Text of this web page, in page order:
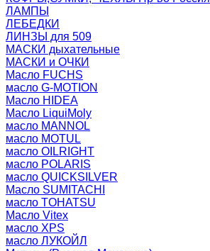
ЛАМПЫ
ЛЕБЕДКИ
ЛИНЗЫ для 509
МАСКИ дыхательные
МАСКИ и ОЧКИ
Масло FUCHS
масло G-MOTION
Масло HIDEA
Масло LiquiMoly
масло MANNOL
масло MOTUL
масло OILRIGHT
масло POLARIS
масло QUICKSILVER
Масло SUMITACHI
масло TOHATSU
Масло Vitex
масло XPS
масло ЛУКОЙЛ